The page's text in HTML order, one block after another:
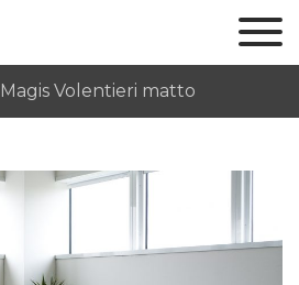
Magis Volentieri matto